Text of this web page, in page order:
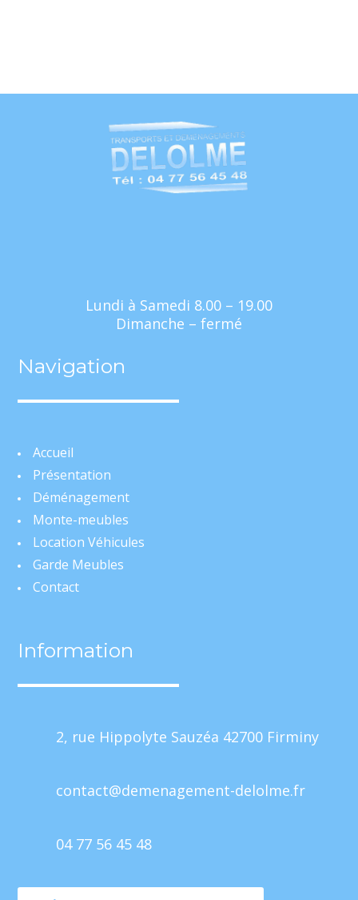
Lundi à Samedi 8.00 – 19.00
Dimanche – fermé
Navigation
Accueil
Présentation
Déménagement
Monte-meubles
Location Véhicules
Garde Meubles
Contact
Information
2, rue Hippolyte Sauzéa 42700 Firminy
contact@demenagement-delolme.fr
04 77 56 45 48
Plan du site